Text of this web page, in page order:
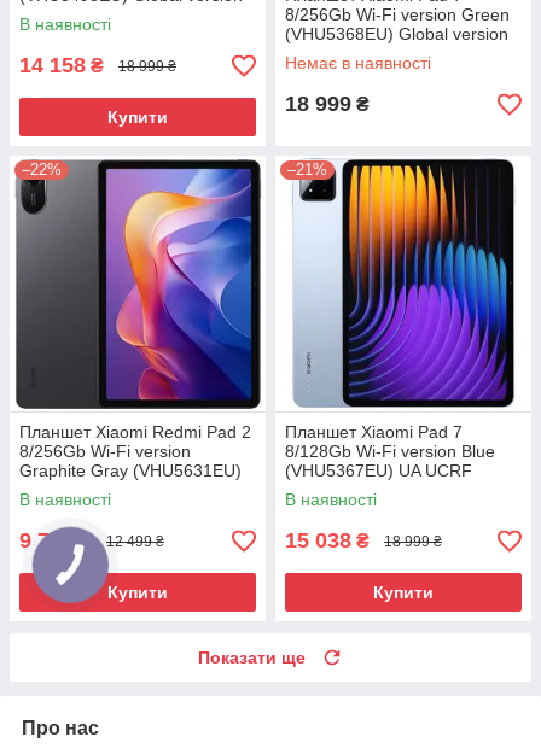
В наявності
14 158 ₴ 18 999 ₴
Купити
8/256Gb Wi-Fi version Green
(VHU5368EU) Global version
Немає в наявності
18 999 ₴
–22%
Планшет Xiaomi Redmi Pad 2
8/256Gb Wi-Fi version
Graphite Gray (VHU5631EU)
(No Adapter) UA UCRF
В наявності
9 798 ₴ 12 499 ₴
Купити
–21%
Планшет Xiaomi Pad 7
8/128Gb Wi-Fi version Blue
(VHU5367EU) UA UCRF
В наявності
15 038 ₴ 18 999 ₴
Купити
Показати ще
Про нас